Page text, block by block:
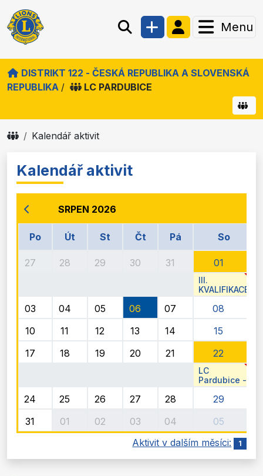
Menu
DISTRIKT 122 - ČESKÁ REPUBLIKA A SLOVENSKÁ
REPUBLIKA / LC PARDUBICE
Kalendář aktivit
Kalendář aktivit
SRPEN 2026
Po Út St Čt Pá So
27 28 29 30 31 01
III.
KVALIFIKACE
136. Velké
Pardubické
03 04 05 06 07 08
10
11 12 13 14 15
17
18 19 20 21 22
LC
Pardubice -
13. Lions
Golf Cup
24 25 26 27 28 29
31
01 02 03 04 05
Aktivit v dalším měsíci:
1